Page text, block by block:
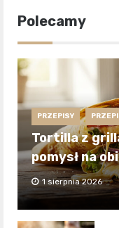
Polecamy
PRZEPISY
Tortilla z
pomysł na
1 sierpnia 2026